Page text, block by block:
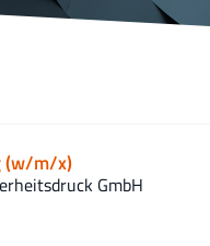
(w/m/x)
GmbH